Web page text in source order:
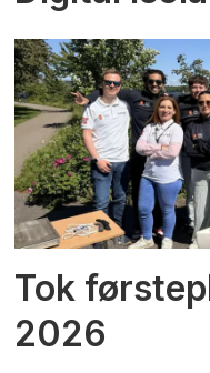
Tok
2026